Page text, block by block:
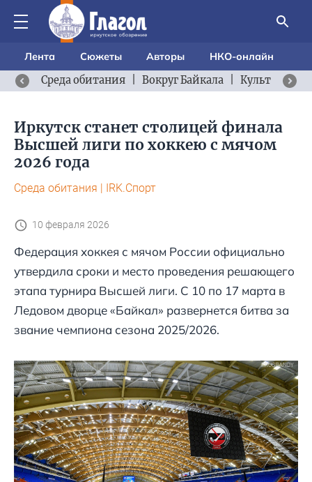
Лента Сюжеты Авторы
НКО-онлайн
Среда обитания
Вокруг Байкала Культурный
Иркутск станет столицей финала
Высшей лиги по хоккею с мячом
2026 года
Среда обитания | IRK.Спорт
10 февраля 2026
Федерация хоккея с мячом России официально
утвердила сроки и место проведения решающего
этапа турнира Высшей лиги. С 10 по 17 марта в
Ледовом дворце «Байкал» развернется битва за
звание чемпиона сезона 2025/2026.